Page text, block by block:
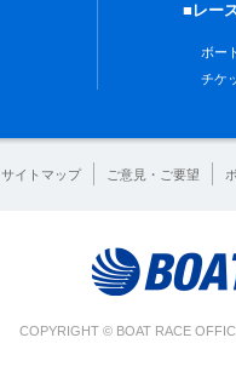
■レー
ボー
チケ
サイトマップ ご意見・ご要望
COPYRIGHT © BOAT RACE